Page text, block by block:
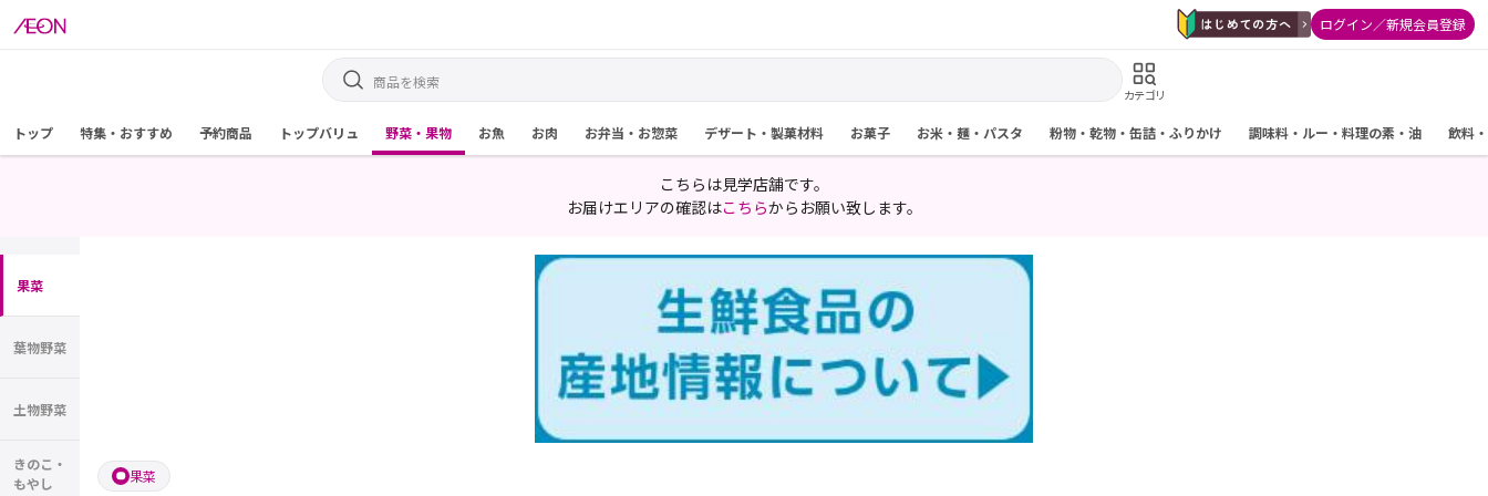
ログイン／新規会員登録
カテゴリ
トップ 特集・おすすめ 予約商品 トップバリュ 野菜・果物 お魚 お肉 お弁当・お惣菜 デザート・製菓材料 お菓子 お米・麺・パスタ 粉物・乾物・缶詰・ふりかけ 調味料・ルー・料理の素・油 飲料
こちらは見学店舗です。
お届けエリアの確認はこちらからお願い致します。
果菜
葉物野菜
土物野菜
きのこ・
もやし
果菜